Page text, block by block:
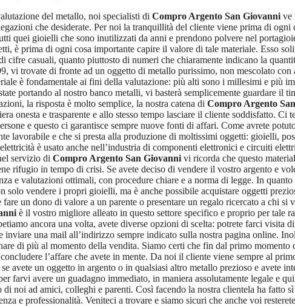
del metallo, noi specialisti di Compro Argento San Giovanni ve
che desiderate. Per noi la tranquillità del cliente viene prima di
quei gioielli che sono inutilizzati da anni e prendono polvere nel
è prima di ogni cosa importante capire il valore di tale materiale. Esso
cifre casuali, quanto piuttosto di numeri che chiaramente indicano la
vi trovate di fronte ad un oggetto di metallo purissimo, non mescolato con
è fondamentale ai fini della valutazione: più alti sono i millesimi e più
portando al nostro banco metalli, vi basterà semplicemente guardare il
la risposta è molto semplice, la nostra catena di Compro Argento
onesta e trasparente e allo stesso tempo lasciare il cliente soddisfatto. Ci
e questo ci garantisce sempre nuove fonti di affari. Come avrete
lavorabile e che si presta alla produzione di moltissimi oggetti: gioielli,
è usato anche nell’industria di componenti elettronici e circuiti
servizio di Compro Argento San Giovanni vi ricorda che questo
rifugio in tempo di crisi. Se avete deciso di vendere il vostro argento e
e valutazioni ottimali, con procedure chiare e a norma di legge. In
solo vendere i propri gioielli, ma è anche possibile acquistare oggetti
un dono di valore a un parente o presentare un regalo ricercato a chi si
è il vostro migliore alleato in questo settore specifico e proprio per tale
ancora una volta, avete diverse opzioni di scelta: potrete farci visita
inviare una mail all’indirizzo sempre indicato sulla nostra pagina online.
di più al momento della vendita. Siamo certi che fin dal primo momento
l’affare che avete in mente. Da noi il cliente viene sempre al
avete un oggetto in argento o in qualsiasi altro metallo prezioso e avete
farvi avere un guadagno immediato, in maniera assolutamente legale e
noi ad amici, colleghi e parenti. Così facendo la nostra clientela ha fatto
e professionalità. Veniteci a trovare e siamo sicuri che anche voi